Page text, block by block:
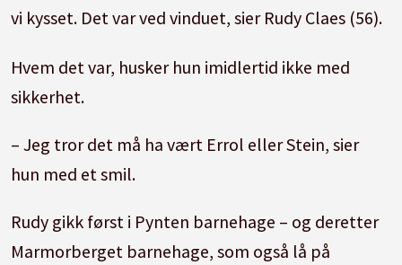
vi kysset. Det var ved vinduet, sier Rudy Claes (56).
Hvem det var, husker hun imidlertid ikke med
sikkerhet.
– Jeg tror det må ha vært Errol eller Stein, sier
hun med et smil.
Rudy gikk først i Pynten barnehage – og deretter
Marmorberget barnehage, som også lå på